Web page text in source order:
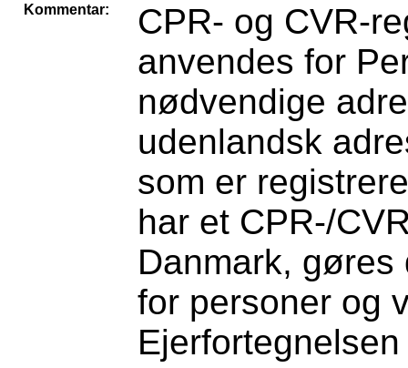
Kommentar:
CPR- og CVR-
anvendes for
nødvendige
udenlandsk
som er
har et CPR-/
Danmark,
for personer og